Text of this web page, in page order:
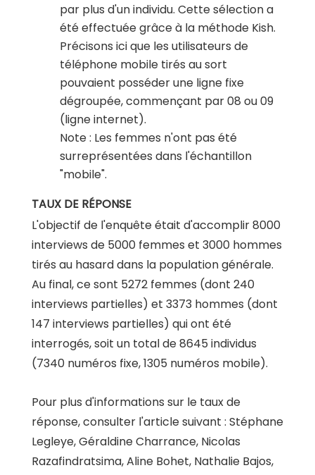
par plus d'un individu. Cette sélection a
été effectuée grâce à la méthode Kish.
Précisons ici que les utilisateurs de
téléphone mobile tirés au sort
pouvaient posséder une ligne fixe
dégroupée, commençant par 08 ou 09
(ligne internet).
Note : Les femmes n'ont pas été
surreprésentées dans l'échantillon
"mobile".
TAUX DE RÉPONSE
L'objectif de l'enquête était d'accomplir 8000
interviews de 5000 femmes et 3000 hommes
tirés au hasard dans la population générale.
Au final, ce sont 5272 femmes (dont 240
interviews partielles) et 3373 hommes (dont
147 interviews partielles) qui ont été
interrogés, soit un total de 8645 individus
(7340 numéros fixe, 1305 numéros mobile).
Pour plus d'informations sur le taux de
réponse, consulter l'article suivant : Stéphane
Legleye, Géraldine Charrance, Nicolas
Razafindratsima, Aline Bohet, Nathalie Bajos,